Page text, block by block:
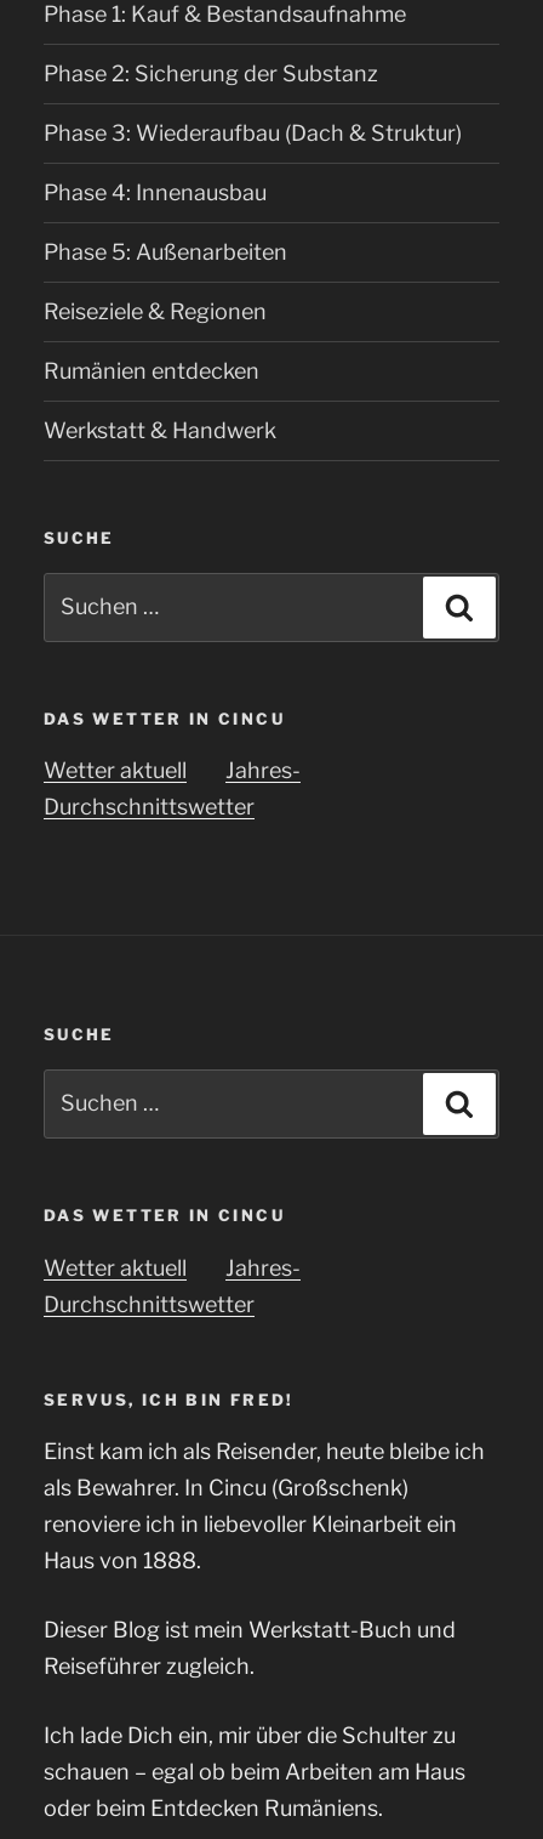
Phase 1: Kauf & Bestandsaufnahme
Phase 2: Sicherung der Substanz
Phase 3: Wiederaufbau (Dach & Struktur)
Phase 4: Innenausbau
Phase 5: Außenarbeiten
Reiseziele & Regionen
Rumänien entdecken
Werkstatt & Handwerk
SUCHE
DAS WETTER IN CINCU
Wetter aktuell
Jahres-
Durchschnittswetter
SUCHE
DAS WETTER IN CINCU
Wetter aktuell
Jahres-
Durchschnittswetter
SERVUS, ICH BIN FRED!
Einst kam ich als Reisender, heute bleibe ich
als Bewahrer. In Cincu (Großschenk)
renoviere ich in liebevoller Kleinarbeit ein
Haus von 1888.
Dieser Blog ist mein Werkstatt-Buch und
Reiseführer zugleich.
Ich lade Dich ein, mir über die Schulter zu
schauen – egal ob beim Arbeiten am Haus
oder beim Entdecken Rumäniens.